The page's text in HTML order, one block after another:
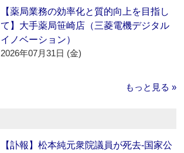
【薬局業務の効率化と質的向上を目指し
て】大手薬局笹崎店（三菱電機デジタル
イノベーション）
2026年07月31日 (金)
もっと見る »
【訃報】松本純元衆院議員が死去‐国家公